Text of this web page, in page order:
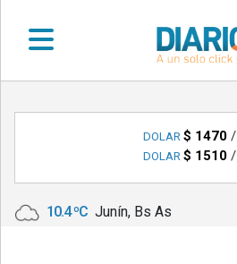
•
LOCALES
•
DOLAR $ 1470/
DOLAR $ 1510/
10.4 ºC Junín, Bs As